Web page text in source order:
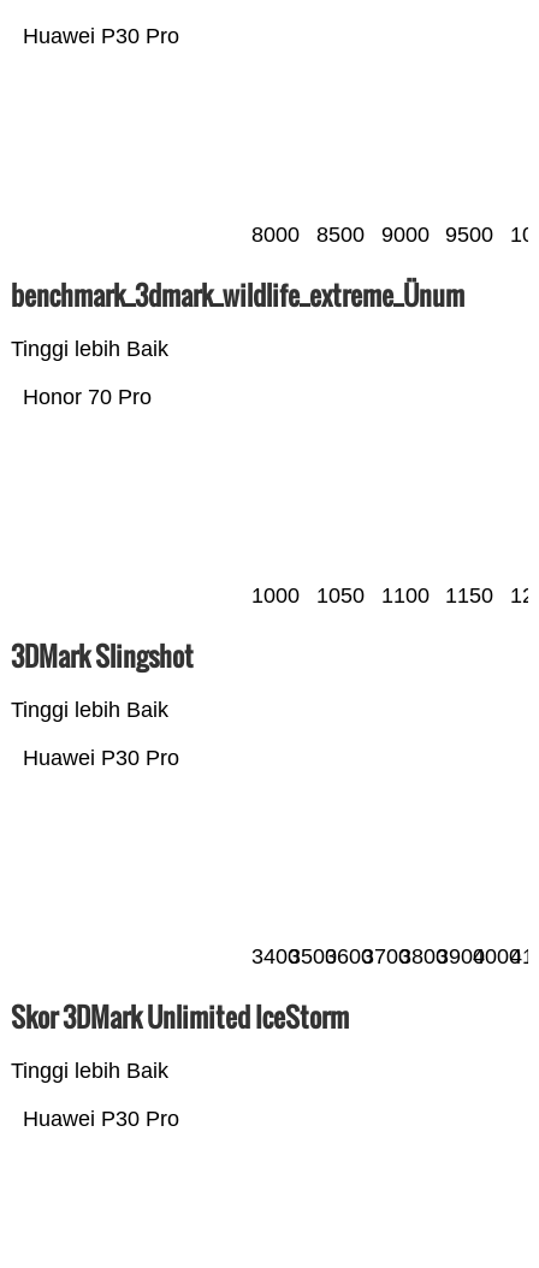
Huawei P30 Pro
8000 8500 9000 9500
benchmark_3dmark_wildlife_extreme_Ünum
Tinggi lebih Baik
Honor 70 Pro
1000 1050 1100 1150
3DMark Slingshot
Tinggi lebih Baik
Huawei P30 Pro
3400350036003700380039004000
Skor 3DMark Unlimited IceStorm
Tinggi lebih Baik
Huawei P30 Pro